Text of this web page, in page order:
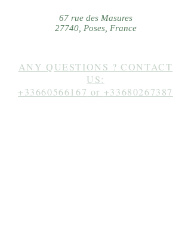
67 rue des Masures
27740, Poses, France
ANY QUESTIONS ? CONTACT
US:
+33660566167 or +33680267387